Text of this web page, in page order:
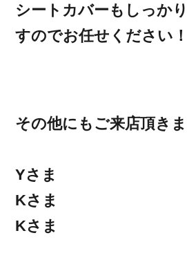
シートカバーもしっか
すのでお任せください
その他にもご来店頂き
Yさま
Kさま
Kさま